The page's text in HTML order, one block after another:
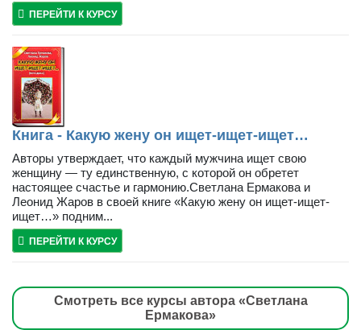
ПЕРЕЙТИ К КУРСУ
Книга - Какую жену он ищет-ищет-ищет…
Авторы утверждает, что каждый мужчина ищет свою
женщину — ту единственную, с которой он обретет
настоящее счастье и гармонию.Светлана Ермакова и
Леонид Жаров в своей книге «Какую жену он ищет-ищет-
ищет…» подним...
ПЕРЕЙТИ К КУРСУ
Смотреть все курсы автора «Светлана
Ермакова»